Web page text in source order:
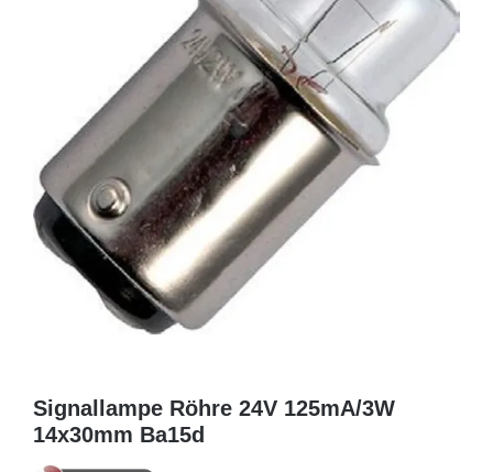
Signallampe Röhre 24V 125mA/3W
14x30mm Ba15d